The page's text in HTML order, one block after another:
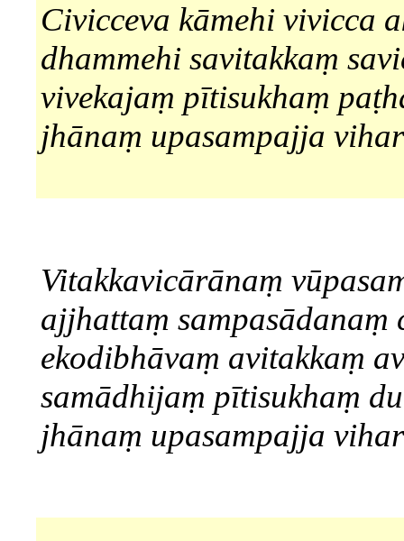
Civicceva kāmehi vivicca
dhammehi savitakkaṃ
vivekajaṃ pītisukhaṃ
jhānaṃ upasampajja
Vitakkavicārānaṃ
ajjhattaṃ sampasādanaṃ
ekodibhāvaṃ avitakkaṃ
samādhijaṃ pītisukhaṃ
jhānaṃ upasampajja